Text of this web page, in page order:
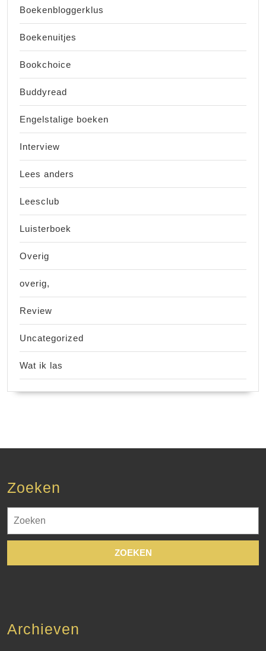
Boekenbloggerklus
Boekenuitjes
Bookchoice
Buddyread
Engelstalige boeken
Interview
Lees anders
Leesclub
Luisterboek
Overig
overig,
Review
Uncategorized
Wat ik las
Zoeken
naar:
Archieven